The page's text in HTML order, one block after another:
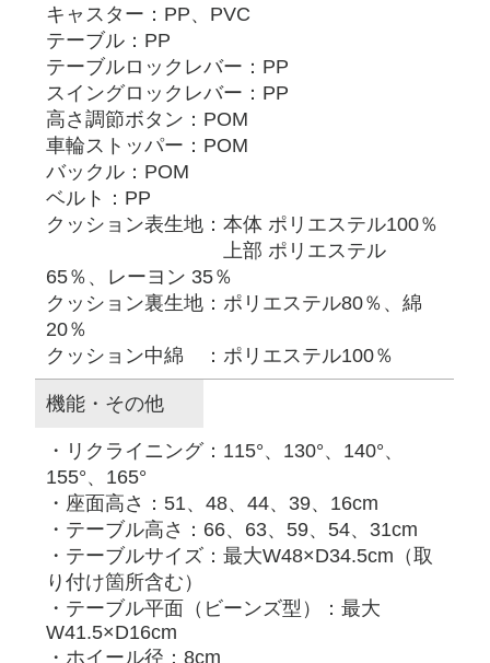
キャスター：PP、PVC
テーブル：PP
テーブルロックレバー：PP
スイングロックレバー：PP
高さ調節ボタン：POM
車輪ストッパー：POM
バックル：POM
ベルト：PP
クッション表生地：本体 ポリエステル100％
上部 ポリエステル
65％、レーヨン 35％
クッション裏生地：ポリエステル80％、綿
20％
クッション中綿 ：ポリエステル100％
機能・その他
・リクライニング：115°、130°、140°、
155°、165°
・座面高さ：51、48、44、39、16cm
・テーブル高さ：66、63、59、54、31cm
・テーブルサイズ：最大W48×D34.5cm（取
り付け箇所含む）
・テーブル平面（ビーンズ型）：最大
W41.5×D16cm
・ホイール径：8cm